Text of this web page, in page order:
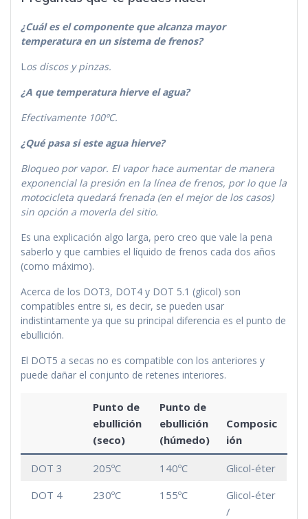
¿Cuál es el componente que alcanza mayor
temperatura en un sistema de frenos?
Los discos y pinzas.
¿A que temperatura hierve el agua?
Efectivamente 100ºC.
¿Qué pasa si este agua hierve?
Bloqueo por vapor. El vapor hace aumentar de manera
exponencial la presión en la línea de frenos, por lo que la
motocicleta quedará frenada (en el mejor de los casos)
sin opción a moverla del sitio.
Es una explicación algo larga, pero creo que vale la pena
saberlo y que cambies el líquido de frenos cada dos años
(como máximo).
Acerca de los DOT3, DOT4 y DOT 5.1 (glicol) son
compatibles entre si, es decir, se pueden usar
indistintamente ya que su principal diferencia es el punto de
ebullición.
El DOT5 a secas no es compatible con los anteriores y
puede dañar el conjunto de retenes interiores.
Punto de
ebullición
(seco)
Punto de
ebullición
(húmedo)
Composic
ión
DOT 3 205ºC 140ºC
Glicol-éter
DOT 4
230ºC 155ºC
Glicol-éter
/